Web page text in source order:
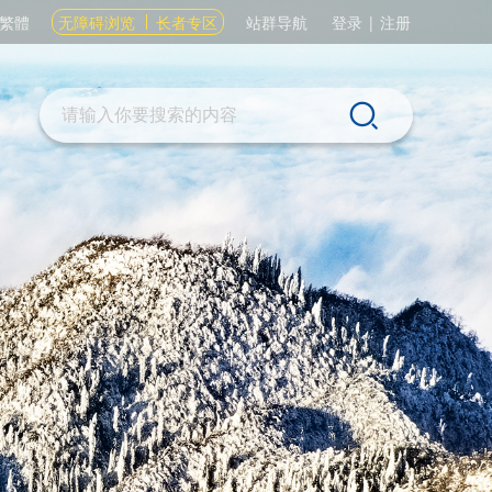
繁體 无障碍浏览 长者专区 站群导航 登录 | 注册